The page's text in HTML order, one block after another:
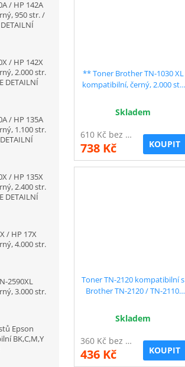
/ HP 142A
950 str. /
/ HP 142X
2.000 str.
DETAILNÍ
/ HP 135A
1.100 str.
/ HP 135X
2.400 str.
DETAILNÍ
/ HP 17X
4.000 str.
2590XL
3.000 str.
Epson
BK,C,M,Y
** Toner Brother TN-1030 XL
kompatibilní, černý, 2.000 str.
Skladem
610 Kč bez DPH
738 Kč KOUPIT
Toner TN-2120 kompatibilní s
Brother TN-2120 / TN-2110,
Skladem
360 Kč bez DPH
436 Kč KOUPIT